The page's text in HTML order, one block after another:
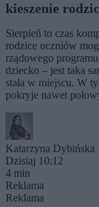
kieszenie
Sierpień to czas
rodzice uczniów
rządowego
dziecko – jest taka
stała w miejscu. W
pokryje nawet
Katarzyna Dybińska
Dzisiaj 10:12
4 min
Reklama
Reklama